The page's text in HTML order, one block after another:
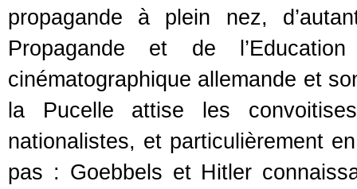
propagande à plein nez,
Propagande et de
cinématographique allemande et
la Pucelle attise les
nationalistes, et particulièrement
pas : Goebbels et Hitler